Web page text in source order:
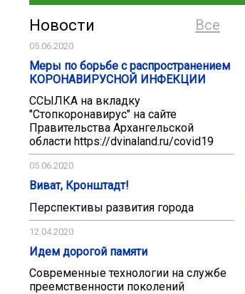
Все
Новости
05.06.2020
Меры по борьбе с распространением
КОРОНАВИРУСНОЙ ИНФЕКЦИИ
ССЫЛКА на вкладку
"Стопкоронавирус" на сайте
Правительства Архангельской
области https://dvinaland.ru/covid19
05.06.2020
Виват, Кронштадт!
Перспективы развития города
12.04.2020
Идем дорогой памяти
Современные технологии на службе
преемственности поколений